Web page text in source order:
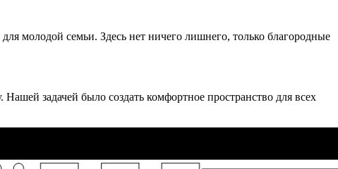
молодой семьи. Здесь нет ничего лишнего, только благородные
задачей было создать комфортное пространство для всех